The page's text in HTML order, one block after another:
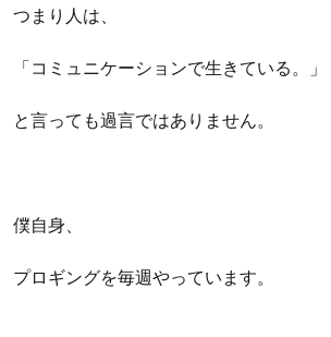
つまり人は、
「コミュニケーションで生きている。」
と言っても過言ではありません。
僕自身、
プロギングを毎週やっています。